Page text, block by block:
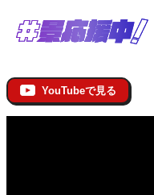
YouTubeで見る